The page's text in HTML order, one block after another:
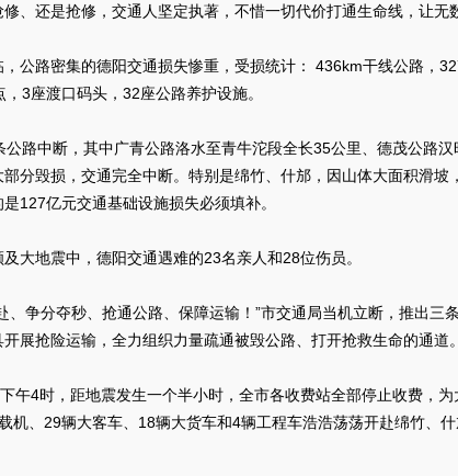
还是抢修，交通人坚定执著，不惜一切代价打通生命线，让无
路密集的德阳交通损失惨重，受损统计： 436km干线公路，
3座渡口码头，32座公路养护设施。
中断，其中广青公路洛水至青牛沱段全长35公里、德茂公路汉
分毁损，交通完全中断。特别是绵竹、什邡，因山体大面积滑坡
127亿元交通基础设施损失必须填补。
地震中，德阳交通遇难的23名亲人和28位伤员。
争分夺秒、抢通公路、保障运输！”市交通局当机立断，推出三
展抢险运输，全力组织力量疏通被毁公路、打开抢救生命的通道。
4时，距地震发生一个半小时，全市各收费站全部停止收费，为
机、29辆大客车、18辆大货车和4辆工程车浩浩荡荡开赴绵竹、